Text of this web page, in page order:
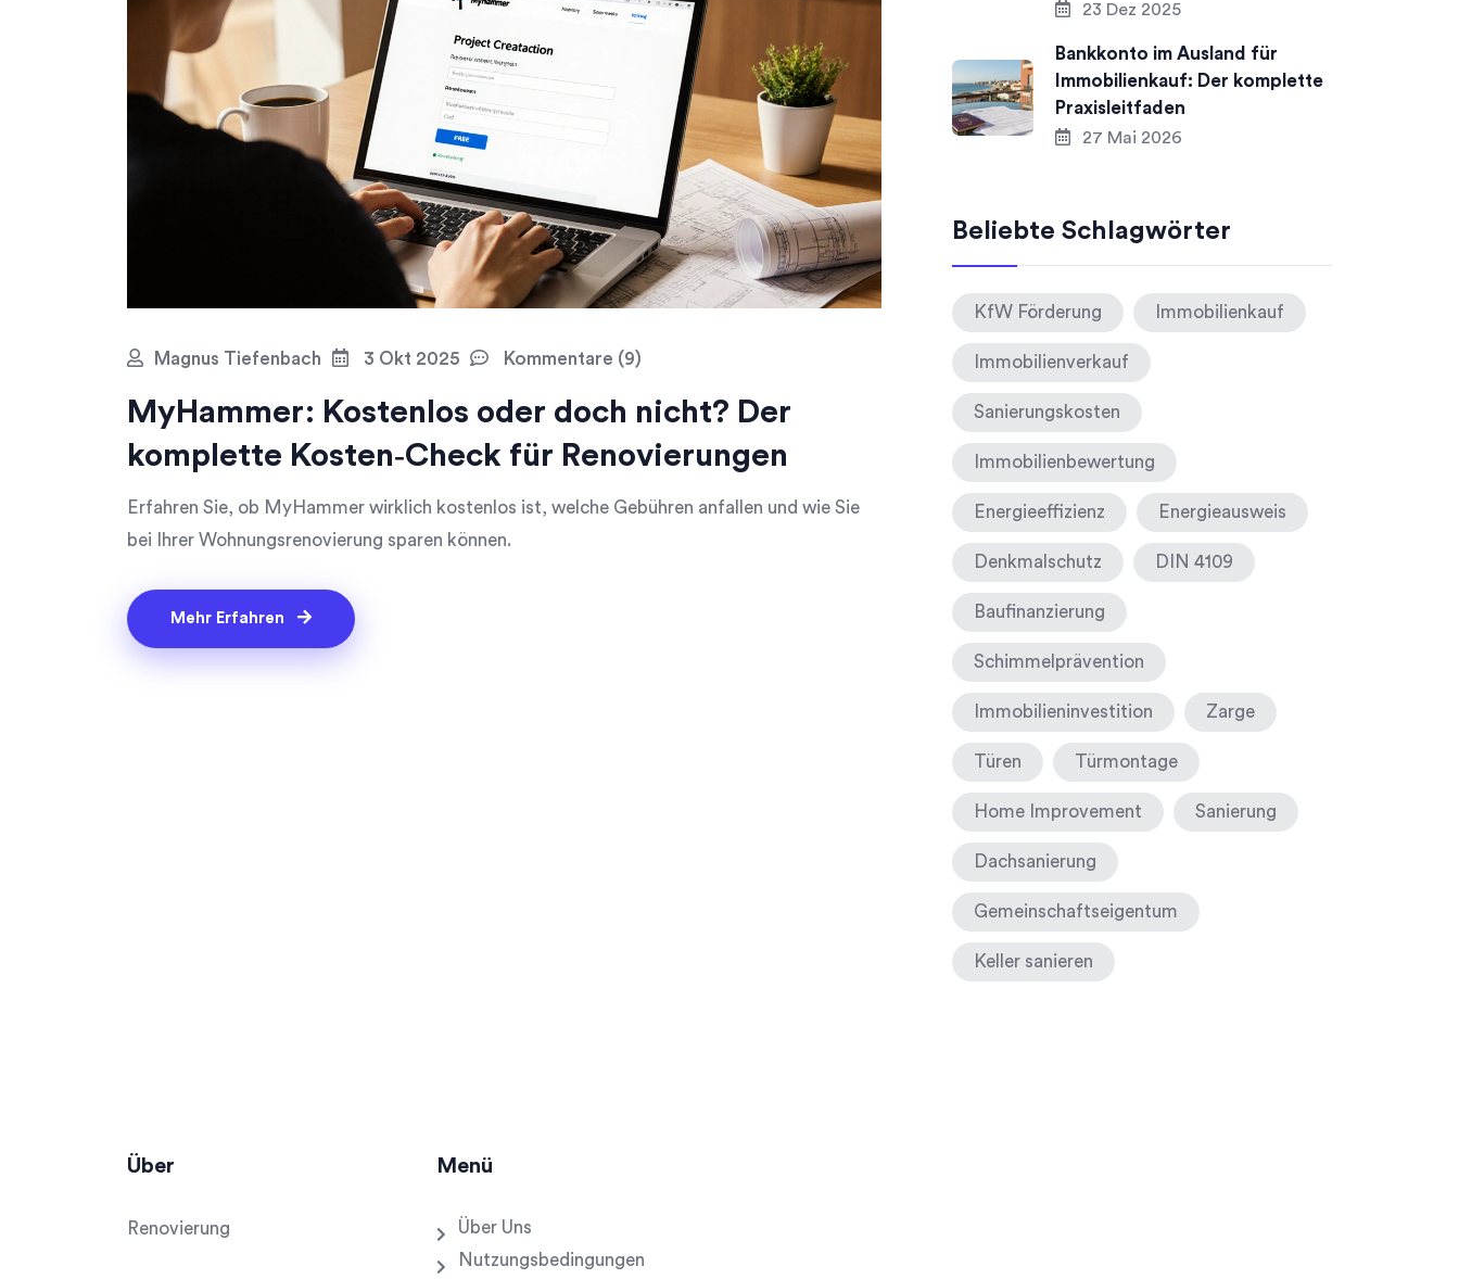
Magnus Tiefenbach 3 Okt 2025 Kommentare (9)
MyHammer: Kostenlos oder doch nicht? Der
komplette Kosten‑Check für Renovierungen
Erfahren Sie, ob MyHammer wirklich kostenlos ist, welche Gebühren anfallen und wie Sie
bei Ihrer Wohnungsrenovierung sparen können.
Mehr Erfahren
23 Dez 2025
Bankkonto im Ausland für
Immobilienkauf: Der komplette
Praxisleitfaden
27 Mai 2026
Beliebte Schlagwörter
KfW Förderung Immobilienkauf
Immobilienverkauf
Sanierungskosten
Immobilienbewertung
Energieeffizienz Energieausweis
Denkmalschutz DIN 4109
Baufinanzierung
Schimmelprävention
Immobilieninvestition Zarge
Türen Türmontage
Home Improvement Sanierung
Dachsanierung
Gemeinschaftseigentum
Keller sanieren
Über
Renovierung
Menü
Über Uns
Nutzungsbedingungen